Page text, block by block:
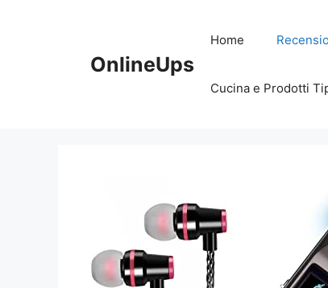
OnlineUps
Home
Cucina e Prodotti